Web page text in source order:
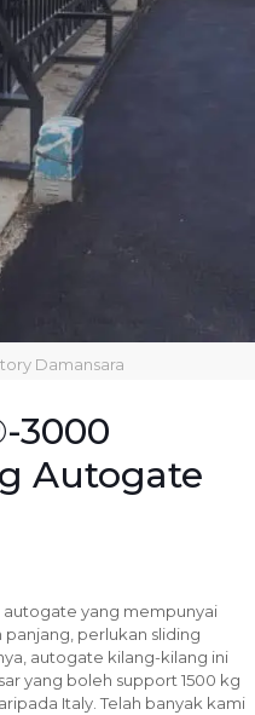
Damansara
3000
Autogate
autogate yang mempunyai
perlukan sliding
autogate kilang-kilang ini
yang boleh support 1500 kg
Italy. Telah banyak kami